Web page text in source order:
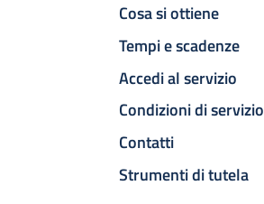
Cosa si ottiene
Tempi e scadenze
Accedi al servizio
Condizioni di servizio
Contatti
Strumenti di tutela